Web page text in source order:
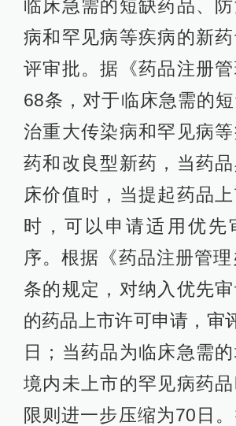
临床急需的短缺药品、
病和罕见病等疾病的新
评审批。据《药品注册
68条，对于临床急需的
治重大传染病和罕见病
药和改良型新药，当药
床价值时，当提起药品
时，可以申请适用优先
序。根据《药品注册管
条的规定，对纳入优先
的药品上市许可申请，审
日；当药品为临床急需
境内未上市的罕见病药
限则进一步压缩为70日